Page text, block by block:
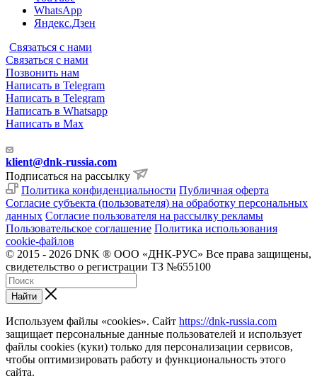
WhatsApp
Яндекс.Дзен
Связаться с нами
Связаться с нами
Позвонить нам
Написать в Telegram
Написать в Telegram
Написать в Whatsapp
Написать в Max
klient@dnk-russia.com
Подписаться на рассылку
Политика конфиденциальности Публичная оферта
Согласие субъекта (пользователя) на обработку персональных
данных Согласие пользователя на рассылку рекламы
Пользовательское соглашение Политика использования
cookie-файлов
© 2015 - 2026 DNK ® ООО «ДНК-РУС» Все права защищены,
свидетельство о регистрации ТЗ №655100
Найти
Используем файлы «cookies». Сайт https://dnk-russia.com
защищает персональные данные пользователей и использует
файлы cookies (куки) только для персонализации сервисов,
чтобы оптимизировать работу и функциональность этого
сайта.